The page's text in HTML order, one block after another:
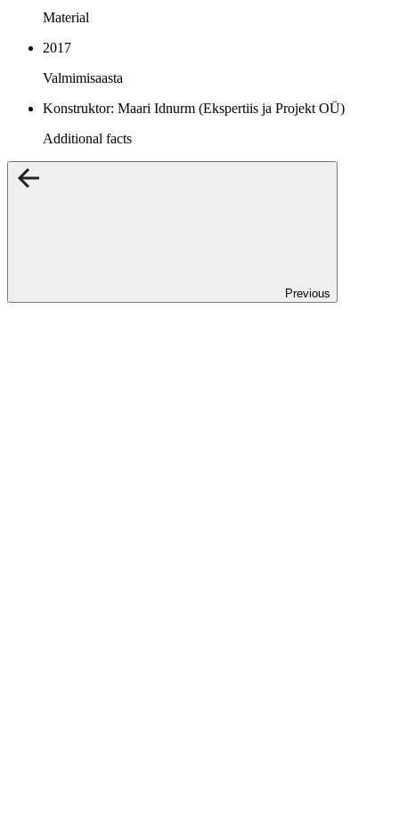
Material
2017
Valmimisaasta
Konstruktor: Maari Idnurm (Ekspertiis ja Projekt OÜ)
Additional facts
Previous